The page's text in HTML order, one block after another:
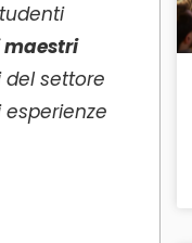
maestri
settore